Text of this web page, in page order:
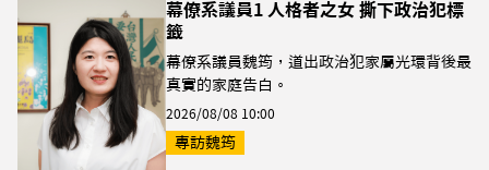
幕僚系議員1 人格者之女 撕下政治犯標
籤
幕僚系議員魏筠，道出政治犯家屬光環背後最
真實的家庭告白。
2026/08/08 10:00
專訪魏筠